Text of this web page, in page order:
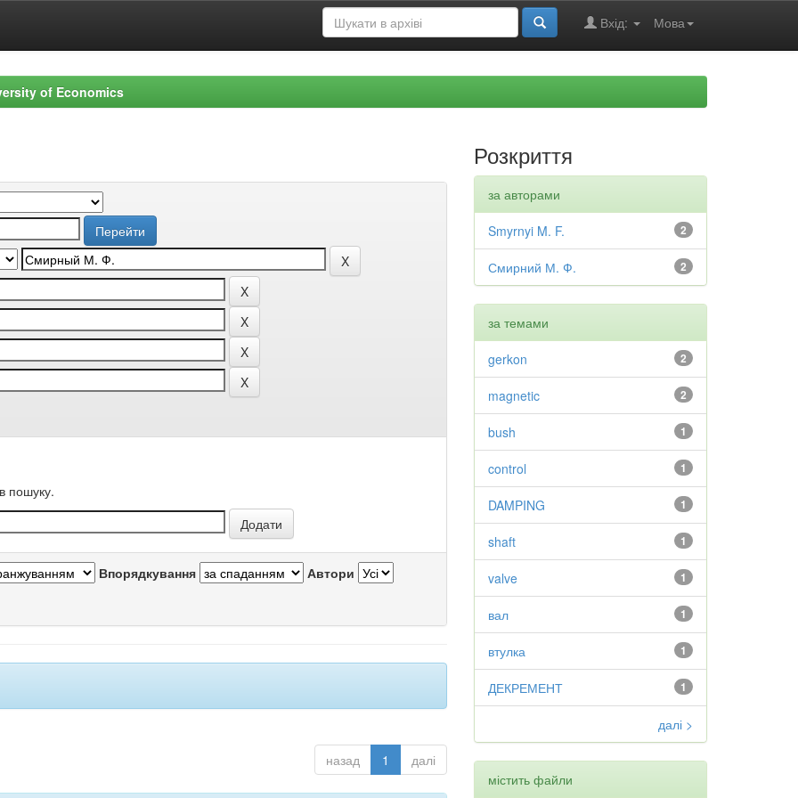
Мова
Вхід:
of Economics
пошуку.
Впорядкування Автори
назад 1 далі
Розкриття
за авторами
2
Smyrnyi M. F.
2
Смирний М. Ф.
за темами
2
gerkon
2
magnetic
1
bush
1
control
1
DAMPING
1
shaft
1
valve
1
вал
1
втулка
1
ДЕКРЕМЕНТ
далі >
містить файли